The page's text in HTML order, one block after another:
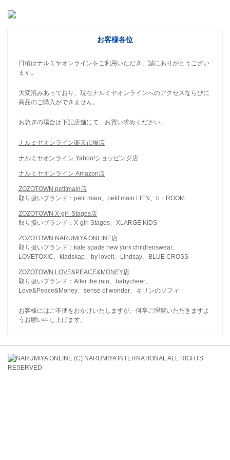
お客様各位
日頃はナルミヤオンラインをご利用いただき、誠にありがとうござい
ます。
大変混みあっており、現在ナルミヤオンラインへのアクセスならびに
商品のご購入ができません。
お急ぎの場合は下記店舗にて、お買い求めください。
ナルミヤオンライン楽天市場店
ナルミヤオンライン Yahoo!ショッピング店
ナルミヤオンライン Amazon店
ZOZOTOWN petitmain店
取り扱いブランド：petit main、petit main LIEN、b・ROOM
ZOZOTOWN X-girl Stages店
取り扱いブランド：X-girl Stages、XLARGE KIDS
ZOZOTOWN NARUMIYA ONLINE店
取り扱いブランド：kate spade new york childrenswear、
LOVETOXIC、kladskap、by loveit、Lindsay、BLUE CROSS
ZOZOTOWN LOVE&PEACE&MONEY店
取り扱いブランド：After the rain、babycheer、
Love&Peace&Money、sense of wonder、キリンのソフィ
お客様にはご不便をおかけいたしますが、何卒ご理解いただきますよ
うお願い申し上げます。